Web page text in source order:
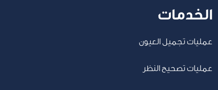
الخدمات
عمليات تجميل العيون
عمليات تصحيح النظر